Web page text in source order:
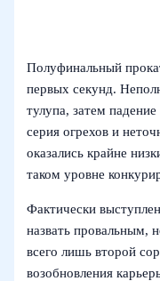
Полуфинальный
первых секунд.
тулупа, затем
серия огрехов и
оказались крайне
таком уровне
Фактически
назвать провальным,
всего лишь второй
возобновления